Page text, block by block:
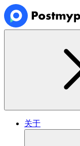
关于